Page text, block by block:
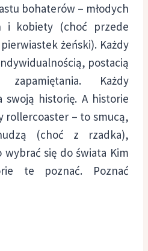
bohaterów – młodych
i kobiety (choć przede
żeński). Każdy
postacią
Każdy
swoją historię. A historie
rollercoaster – to smucą,
(choć z rzadka),
wybrać się do świata Kim
te poznać. Poznać